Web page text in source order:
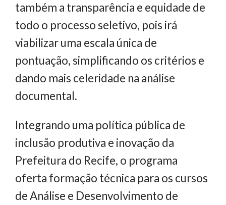
também a transparência e equidade de
todo o processo seletivo, pois irá
viabilizar uma escala única de
pontuação, simplificando os critérios e
dando mais celeridade na análise
documental.
Integrando uma política pública de
inclusão produtiva e inovação da
Prefeitura do Recife, o programa
oferta formação técnica para os cursos
de Análise e Desenvolvimento de